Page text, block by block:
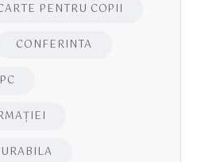
PENTRU COPII
CONFERINTA